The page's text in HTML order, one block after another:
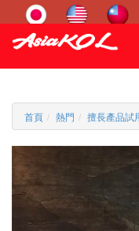
首頁 熱門 擅長產品試